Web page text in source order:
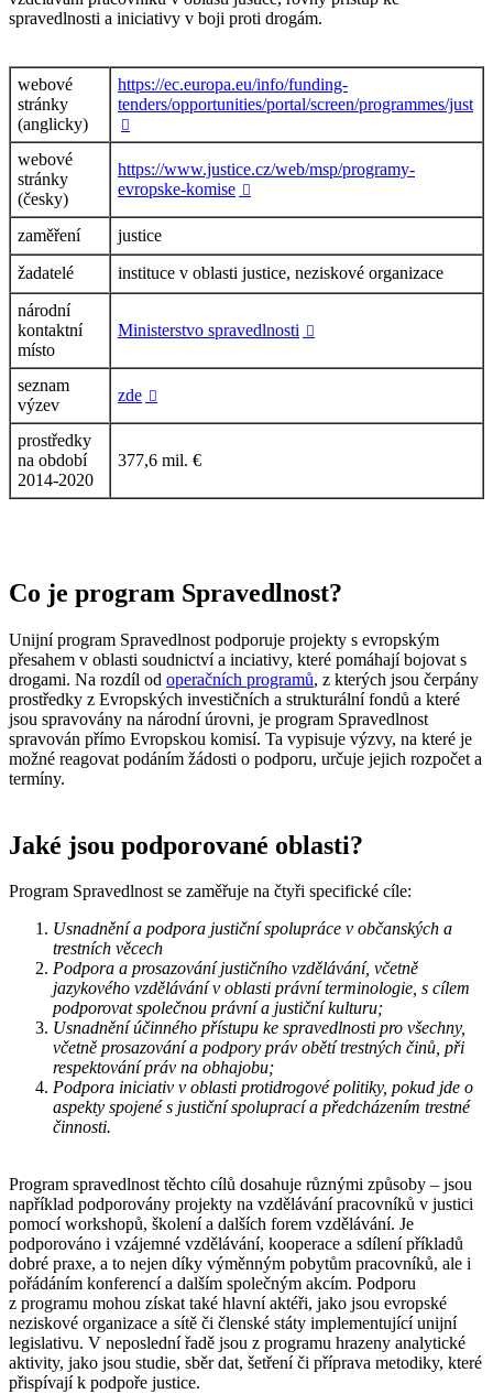
spravedlnosti a iniciativy v boji proti drogám.
webové
stránky
(anglicky)
https://ec.europa.eu/info/funding-
tenders/opportunities/portal/screen/programmes/just

webové
stránky
(česky)
https://www.justice.cz/web/msp/programy-
evropske-komise 
zaměření
justice
žadatelé
instituce v oblasti justice, neziskové organizace
národní
kontaktní
místo
Ministerstvo spravedlnosti 
seznam
výzev
zde 
prostředky
na období
2014-2020
377,6 mil. €
Co je program Spravedlnost?
Unijní program Spravedlnost podporuje projekty s evropským
přesahem v oblasti soudnictví a inciativy, které pomáhají bojovat s
drogami. Na rozdíl od operačních programů, z kterých jsou čerpány
prostředky z Evropských investičních a strukturální fondů a které
jsou spravovány na národní úrovni, je program Spravedlnost
spravován přímo Evropskou komisí. Ta vypisuje výzvy, na které je
možné reagovat podáním žádosti o podporu, určuje jejich rozpočet a
termíny.
Jaké jsou podporované oblasti?
Program Spravedlnost se zaměřuje na čtyři specifické cíle:
Usnadnění a podpora justiční spolupráce v občanských a
trestních věcech
Podpora a prosazování justičního vzdělávání, včetně
jazykového vzdělávání v oblasti právní terminologie, s cílem
podporovat společnou právní a justiční kulturu;
Usnadnění účinného přístupu ke spravedlnosti pro všechny,
včetně prosazování a podpory práv obětí trestných činů, při
respektování práv na obhajobu;
Podpora iniciativ v oblasti protidrogové politiky, pokud jde o
aspekty spojené s justiční spoluprací a předcházením trestné
činnosti.
Program spravedlnost těchto cílů dosahuje různými způsoby – jsou
například podporovány projekty na vzdělávání pracovníků v justici
pomocí workshopů, školení a dalších forem vzdělávání. Je
podporováno i vzájemné vzdělávání, kooperace a sdílení příkladů
dobré praxe, a to nejen díky výměnným pobytům pracovníků, ale i
pořádáním konferencí a dalším společným akcím. Podporu
z programu mohou získat také hlavní aktéři, jako jsou evropské
neziskové organizace a sítě či členské státy implementující unijní
legislativu. V neposlední řadě jsou z programu hrazeny analytické
aktivity, jako jsou studie, sběr dat, šetření či příprava metodiky, které
přispívají k podpoře justice.